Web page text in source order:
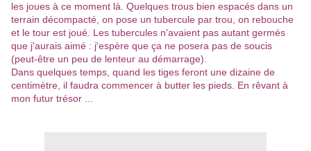
les joues à ce moment là. Quelques trous bien espacés dans un
terrain décompacté, on pose un tubercule par trou, on rebouche
et le tour est joué. Les tubercules n'avaient pas autant germés
que j'aurais aimé : j'espère que ça ne posera pas de soucis
(peut-être un peu de lenteur au démarrage).
Dans quelques temps, quand les tiges feront une dizaine de
centimètre, il faudra commencer à butter les pieds. En rêvant à
mon futur trésor ...